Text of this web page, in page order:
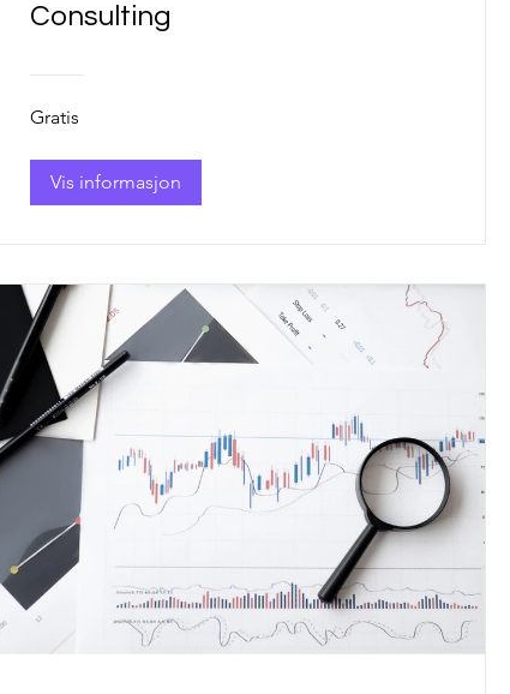
Consulting
Gratis
Vis informasjon